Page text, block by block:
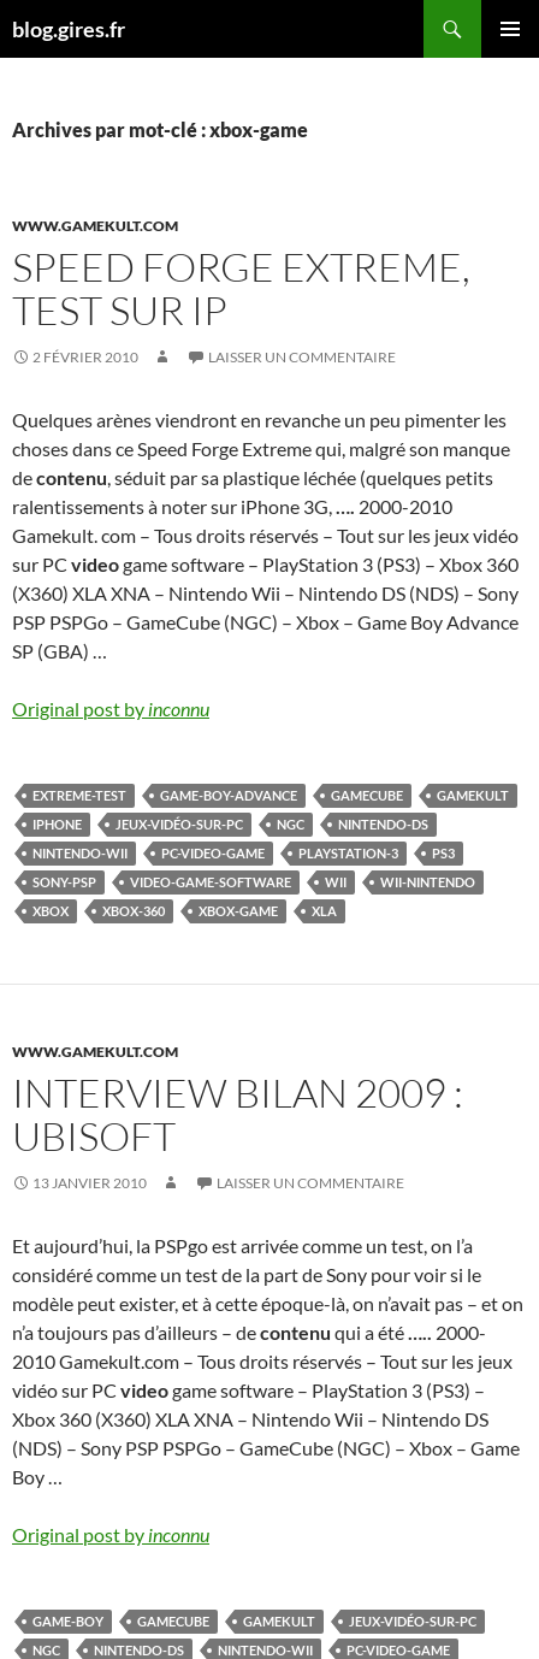
aublog.gires.fr
Archives par mot-clé : xbox-game
WWW.GAMEKULT.COM
SPEED FORGE EXTREME,
TEST SUR IP
2 FÉVRIER 2010 LAISSER UN COMMENTAIRE
Quelques arènes viendront en revanche un peu pimenter les
choses dans ce Speed Forge Extreme qui, malgré son manque
decontenu, séduit par sa plastique léchée (quelques petits
ralentissements à noter sur iPhone 3G,…. 2000-2010
Gamekult. com – Tous droits réservés – Tout sur les jeux vidéo
sur PC videogame software – PlayStation 3 (PS3) – Xbox 360
(X360) XLA XNA – Nintendo Wii – Nintendo DS (NDS) – Sony
PSP PSPGo – GameCube (NGC) – Xbox – Game Boy Advance
SP (GBA) …
Original post by inconnu
EXTREME-TEST GAME-BOY-ADVANCE GAMECUBE
GAMEKULT
IPHONE
JEUX-VIDÉO-SUR-PC NGC
NINTENDO-DS
NINTENDO-WII
PC-VIDEO-GAME PLAYSTATION-3
PS3
SONY-PSP
VIDEO-GAME-SOFTWARE WII
WII-NINTENDO
XBOX
XBOX-360 XBOX-GAME XLA
WWW.GAMEKULT.COM
INTERVIEW BILAN 2009 :
UBISOFT
13 JANVIER 2010 LAISSER UN COMMENTAIRE
Et aujourd’hui, la PSPgo est arrivée comme un test, on l’a
considéré comme un test de la part de Sony pour voir si le
modèle peut exister, et à cette époque-là, on n’avait pas – et on
n’a toujours pas d’ailleurs – decontenu qui a été….. 2000-
2010 Gamekult.com – Tous droits réservés – Tout sur les jeux
vidéo sur PC videogame software – PlayStation 3 (PS3) –
Xbox 360 (X360) XLA XNA – Nintendo Wii – Nintendo DS
(NDS) – Sony PSP PSPGo – GameCube (NGC) – Xbox – Game
Boy …
Original post by inconnu
GAME-BOY GAMECUBE GAMEKULT
JEUX-VIDÉO-SUR-PC
NGC
NINTENDO-DS NINTENDO-WII
PC-VIDEO-GAME